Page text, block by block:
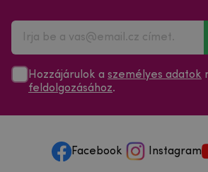
Hozzájárulok a személyes adatok
feldolgozásához.
Facebook Instagram